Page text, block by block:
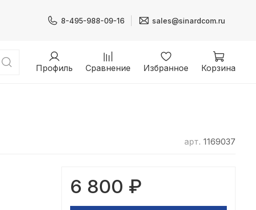
8-495-988-09-16 sales@sinardcom.ru
Профиль Сравнение Избранное Корзина
арт. 1169037
6 800 ₽